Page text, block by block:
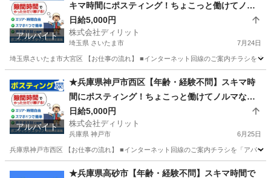
アルバイト
キマ時間にポスティング！ちょこっと働けてノル
マなし、LINEのみで登録完了！ウォーキング好き
にも好評≪業務委託求人≫
日給5,000円
株式会社ディリット
埼玉県 さいたま市 7月24日
埼玉県さいたま市大宮区 【お仕事の流れ】 ■インターネット回線のご案内チラシを
さいたま市 ポスティング スタッフ
アルバイト
★兵庫県神戸市西区【年齢・経験不問】スキマ時
間にポスティング！ちょこっと働けてノルマな
し、LINEのみで登録完了！ウォーキング好きにも
好評≪業務委託求人≫
日給5,000円
株式会社ディリット
兵庫県 神戸市 6月25日
兵庫県神戸市西区 【お仕事の流れ】 ■インターネット回線のご案内チラシを「アパ
ポスティング スタッフ
★兵庫県高砂市【年齢・経験不問】スキマ時間で